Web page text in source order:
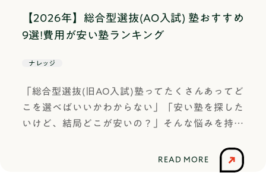
でも、自分が心からワクワクしていなければ、途
中で失速してしまいます。また、面白いという気
持ちは、研究の質に直結します。自分が本当に知
りたいと思っているから、調べることが楽しくな
げるから、オリジナルな発見が生まれる。テーマ
を選ぶとき、これは評価されそうか、先生に褒め
られそうかより先に、自分がワクワクするかを自
やコツ「モヤモヤリスト」を作るまず、日常生活
でおかしいな、なんでだろう、もっとこうだった
力を感じ、志望いたしました。私は高校時代、□
□の経験を通して△△に興味を持ち、より専門的
学の〇〇という授業内容や□□教授の研究に強い
関心があります。私の回答例私が貴学の経済学部
への入学を希望する理由は、他学部や他大学のゼ
ミナールとの交流を通じて、様々な人の価値観に
と積極的にコミュニケーションを取ることで、互
いを尊重し合う関係性を築き上げたいと思ってい
して扱われ、文字数が多かったり、具体的な内容
に踏み込む設問が多くなる場合もあります。エン
（旧AO入試）のエントリーシートで出される設問
た型に沿った設問になっています。なぜなら、エ
ントリーシートはあなたの提出書類の概要であ
り、全受験生に問う基本的な設問がまとめられて
いる書類だからです。大学が知りたがっている受
験生の基本情報は以下の三つです。あなたはどん
興味に基づいて行われます。哲学や宗教、芸術な
どの領域でよく使われる言葉です。一方、探究は
的は対象の物事を科学的な観点からの研究や調査
究は、実験や分析などを通じて、現象や物事の根
本的な原因や法則を理解しようとする科学的なア
プローチなのです。そのため、科学や技術分野な
とは？「たんきゅう」という言葉を聞いて、21世
意識を持って進学することで、大学以降の行動力
アップにつながるのではないでしょうか。この記
悩んでいる高校生に向けて、大学学部の比較ポイ
す。自分に合った大学・学部を決める参考になれ
ば幸いです！大学学部を選ぶ前に知っておきたい
こと具体的な学部の紹介に入る前に、大学選びで
きましょう。これを知っているかどうかで、学部
選びの精度がぐっと上がります。学部と学科の違
【2026年】総合型選抜(AO入試) 塾おすすめ
9選!費用が安い塾ランキング
ナレッジ
「総合型選抜(旧AO入試)塾ってたくさんあってど
こを選べばいいかわからない」「安い塾を探した
いけど、結局どこが安いの？」そんな悩みを持っ
持っている方におすすめの塾10選を紹介します！
各塾の費用や特徴をお伝えするので、違いを比較
READ MORE